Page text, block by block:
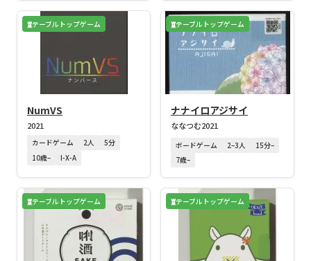
テーブルトップゲーム
NumVS
2021
カードゲーム 2人
5分
10歳–
I-X-A
テーブルトップゲーム
ナナイロアジサイ
ななつむ2021
ボードゲーム 2–3人
15分–
7歳–
テーブルトップゲーム テーブルトップゲーム